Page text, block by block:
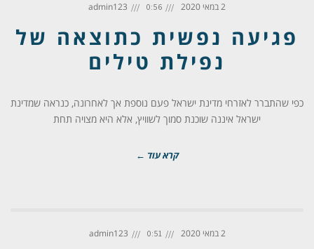
2 במאי 2020 0:56
admin123
פגיעה נפשית כתוצאה של
נפילת טילים
כפי שהתברר לאזרחי מדינת ישראל פעם נוספת אך לאחרונה, כנראה שמדינת
ישראל איננה שוכנת סמוך לשוויץ, אלא היא מצויה תחת
קרא עוד ←
2 במאי 2020 0:51
admin123